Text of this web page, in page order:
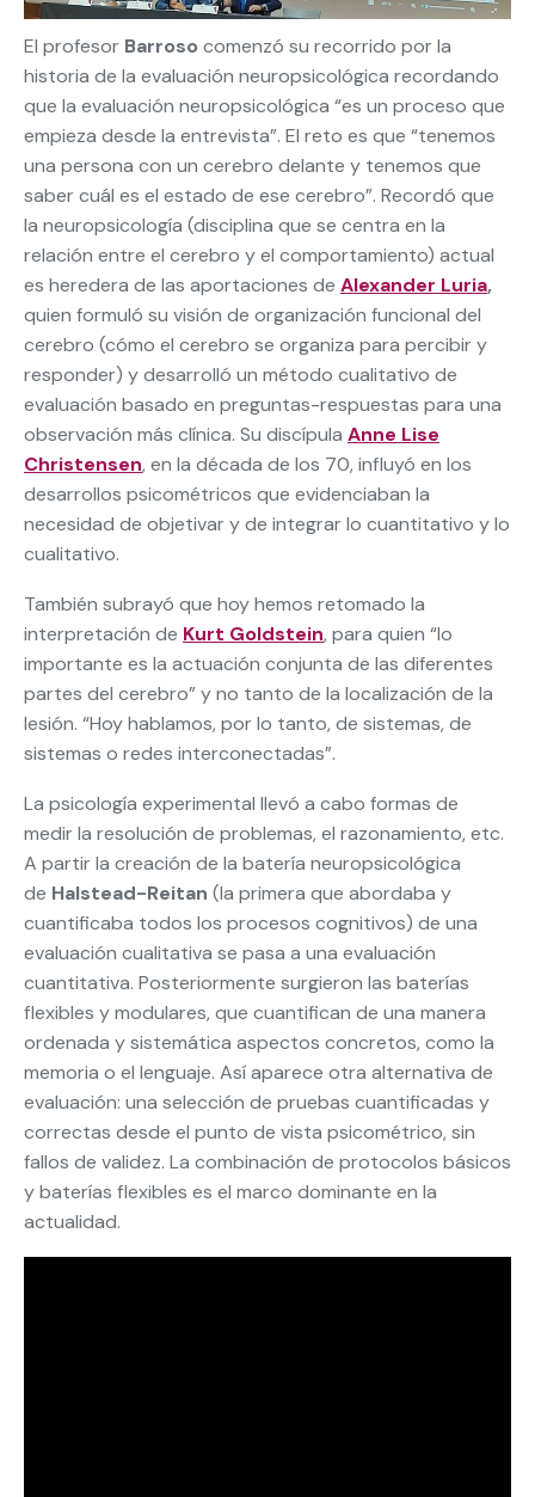
El profesor Barroso comenzó su recorrido por la
historia de la evaluación neuropsicológica recordando
que la evaluación neuropsicológica “es un proceso que
empieza desde la entrevista”. El reto es que “tenemos
una persona con un cerebro delante y tenemos que
saber cuál es el estado de ese cerebro”. Recordó que
la neuropsicología (disciplina que se centra en la
relación entre el cerebro y el comportamiento) actual
es heredera de las aportaciones de Alexander Luria,
quien formuló su visión de organización funcional del
cerebro (cómo el cerebro se organiza para percibir y
responder) y desarrolló un método cualitativo de
evaluación basado en preguntas-respuestas para una
observación más clínica. Su discípula Anne Lise
Christensen, en la década de los 70, influyó en los
desarrollos psicométricos que evidenciaban la
necesidad de objetivar y de integrar lo cuantitativo y lo
cualitativo.
También subrayó que hoy hemos retomado la
interpretación de Kurt Goldstein, para quien “lo
importante es la actuación conjunta de las diferentes
partes del cerebro” y no tanto de la localización de la
lesión. “Hoy hablamos, por lo tanto, de sistemas, de
sistemas o redes interconectadas”.
La psicología experimental llevó a cabo formas de
medir la resolución de problemas, el razonamiento, etc.
A partir la creación de la batería neuropsicológica
de Halstead-Reitan (la primera que abordaba y
cuantificaba todos los procesos cognitivos) de una
evaluación cualitativa se pasa a una evaluación
cuantitativa. Posteriormente surgieron las baterías
flexibles y modulares, que cuantifican de una manera
ordenada y sistemática aspectos concretos, como la
memoria o el lenguaje. Así aparece otra alternativa de
evaluación: una selección de pruebas cuantificadas y
correctas desde el punto de vista psicométrico, sin
fallos de validez. La combinación de protocolos básicos
y baterías flexibles es el marco dominante en la
actualidad.